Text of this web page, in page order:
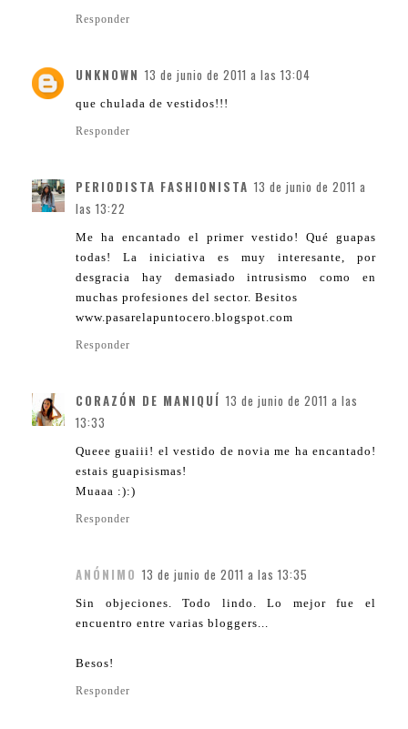
Responder
UNKNOWN 13 de junio de 2011 a las 13:04
que chulada de vestidos!!!
Responder
PERIODISTA FASHIONISTA 13 de junio de 2011 a
las 13:22
Me ha encantado el primer vestido! Qué guapas
todas! La iniciativa es muy interesante, por
desgracia hay demasiado intrusismo como en
muchas profesiones del sector. Besitos
www.pasarelapuntocero.blogspot.com
Responder
CORAZÓN DE MANIQUÍ 13 de junio de 2011 a las
13:33
Queee guaiii! el vestido de novia me ha encantado!
estais guapisismas!
Muaaa :):)
Responder
ANÓNIMO 13 de junio de 2011 a las 13:35
Sin objeciones. Todo lindo. Lo mejor fue el
encuentro entre varias bloggers...
Besos!
Responder